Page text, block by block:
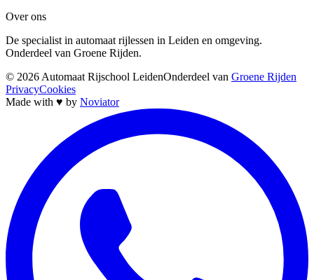
Over ons
De specialist in automaat rijlessen in Leiden en omgeving.
Onderdeel van Groene Rijden.
© 2026 Automaat Rijschool LeidenOnderdeel van Groene Rijden
PrivacyCookies
Made with ♥ by Noviator